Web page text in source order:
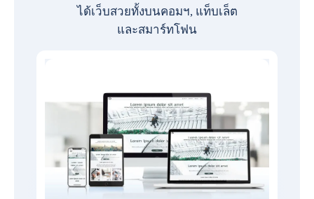
ได้เว็บสวยทั้งบนคอมฯ, แท็บเล็ต
และสมาร์ทโฟน